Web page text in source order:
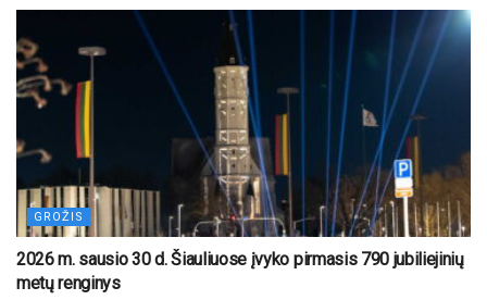
GROŽIS
2026 m. sausio 30 d. Šiauliuose įvyko pirmasis 790 jubiliejinių
metų renginys